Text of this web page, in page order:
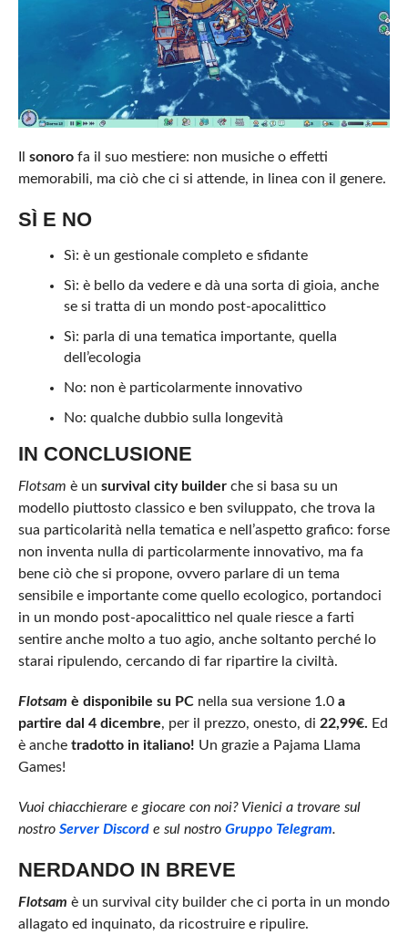
sonorofa il suo mestiere: non musiche o effetti
memorabili, ma ciò che ci si attende, in linea con il genere.
SÌ E NO
Sì: è un gestionale completo e sfidante
Sì: è bello da vedere e dà una sorta di gioia, anche
se si tratta di un mondo post-apocalittico
Sì: parla di una tematica importante, quella
dell’ecologia
No: non è particolarmente innovativo
No: qualche dubbio sulla longevità
IN CONCLUSIONE
Flotsam è un survival city builderche si basa su un
modello piuttosto classico e ben sviluppato, che trova la
sua particolarità nella tematica e nell’aspetto grafico: forse
non inventa nulla di particolarmente innovativo, ma fa
bene ciò che si propone, ovvero parlare di un tema
sensibile e importante come quello ecologico, portandoci
in un mondo post-apocalittico nel quale riesce a farti
sentire anche molto a tuo agio, anche soltanto perché lo
starai ripulendo, cercando di far ripartire la civiltà.
Flotsam è disponibile su PCnella sua versione 1.0 a
partire dal 4 dicembre, per il prezzo, onesto, di 22,99€. Ed
è anche tradotto in italiano! Un grazie a Pajama Llama
Games!
Vuoi chiacchierare e giocare con noi? Vienici a trovare sul
nostro Server Discorde sul nostro Gruppo Telegram.
NERDANDO IN BREVE
Flotsam è un survival city builder che ci porta in un mondo
allagato ed inquinato, da ricostruire e ripulire.